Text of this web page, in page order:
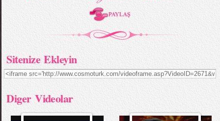
Sitenize Ekleyin
Diger Videolar